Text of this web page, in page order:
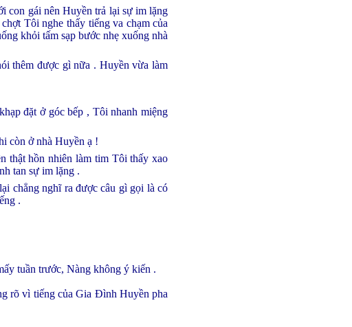
con gái nên Huyền trả lại sự im lặng
Tôi nghe thấy tiếng va chạm của
khỏi tấm sạp bước nhẹ xuống nhà
thêm được gì nữa . Huyền vừa làm
đặt ở góc bếp , Tôi nhanh miệng
còn ở nhà Huyền ạ !
thật hồn nhiên làm tim Tôi thấy xao
tan sự im lặng .
chẳng nghĩ ra được câu gì gọi là có
.
tuần trước, Nàng không ý kiến .
rõ vì tiếng của Gia Đình Huyền pha